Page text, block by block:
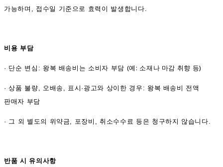
가능하며, 접수일 기준으로 효력이 발생합니다.
비용 부담
· 단순 변심: 왕복 배송비는 소비자 부담 (예: 소재나 마감 취향 등)
·상품 불량, 오배송, 표시·광고와 상이한 경우: 왕복 배송비 전액
판매자 부담
· 그 외 별도의 위약금, 포장비, 취소수수료 등은 청구하지 않습니다.
반품 시 유의사항